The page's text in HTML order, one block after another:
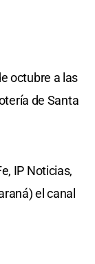
octubre a las
de Santa
IP Noticias,
el canal